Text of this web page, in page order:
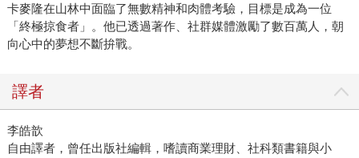
卡麥隆在山林中面臨了無數精神和肉體考驗，目標是成為一位
「終極掠食者」。他已透過著作、社群媒體激勵了數百萬人，朝
向心中的夢想不斷拚戰。
譯者
李皓歆
自由譯者，曾任出版社編輯，嗜讀商業理財、社科類書籍與小